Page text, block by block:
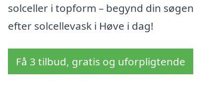
solceller i topform – begynd din søgen
efter solcellevask i Høve i dag!
Få 3 tilbud, gratis og uforpligtende